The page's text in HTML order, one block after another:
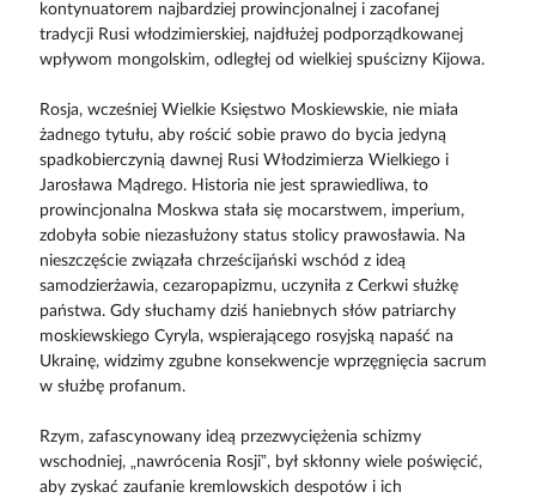
kontynuatorem najbardziej prowincjonalnej i zacofanej
tradycji Rusi włodzimierskiej, najdłużej podporządkowanej
wpływom mongolskim, odległej od wielkiej spuścizny Kijowa.
Rosja, wcześniej Wielkie Księstwo Moskiewskie, nie miała
żadnego tytułu, aby rościć sobie prawo do bycia jedyną
spadkobierczynią dawnej Rusi Włodzimierza Wielkiego i
Jarosława Mądrego. Historia nie jest sprawiedliwa, to
prowincjonalna Moskwa stała się mocarstwem, imperium,
zdobyła sobie niezasłużony status stolicy prawosławia. Na
nieszczęście związała chrześcijański wschód z ideą
samodzierżawia, cezaropapizmu, uczyniła z Cerkwi służkę
państwa. Gdy słuchamy dziś haniebnych słów patriarchy
moskiewskiego Cyryla, wspierającego rosyjską napaść na
Ukrainę, widzimy zgubne konsekwencje wprzęgnięcia sacrum
w służbę profanum.
Rzym, zafascynowany ideą przezwyciężenia schizmy
wschodniej, „nawrócenia Rosji”, był skłonny wiele poświęcić,
aby zyskać zaufanie kremlowskich despotów i ich